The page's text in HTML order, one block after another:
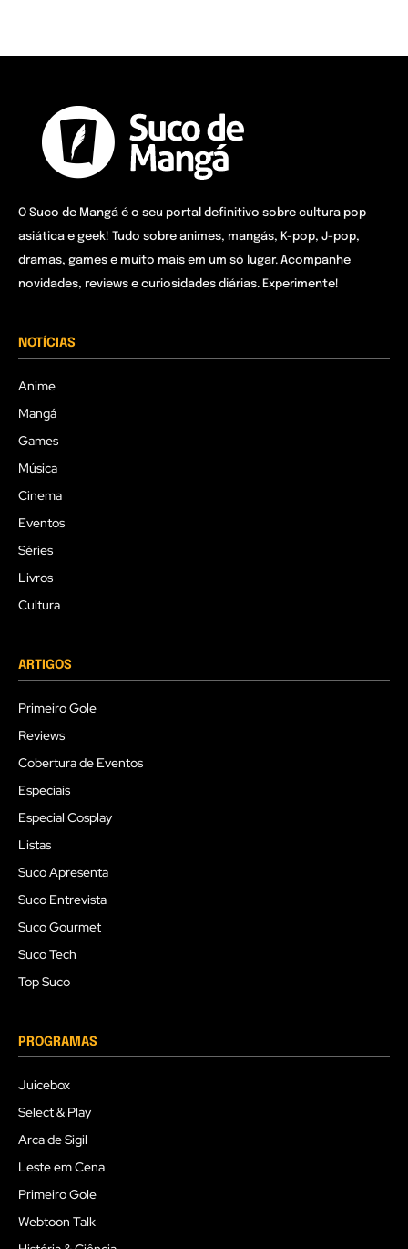
O Suco de Mangá é o seu portal definitivo sobre cultura pop
asiática e geek! Tudo sobre animes, mangás, K-pop, J-pop,
dramas, games e muito mais em um só lugar. Acompanhe
novidades, reviews e curiosidades diárias. Experimente!
NOTÍCIAS
Anime
Mangá
Games
Música
Cinema
Eventos
Séries
Livros
Cultura
ARTIGOS
Primeiro Gole
Reviews
Cobertura de Eventos
Especiais
Especial Cosplay
Listas
Suco Apresenta
Suco Entrevista
Suco Gourmet
Suco Tech
Top Suco
PROGRAMAS
Juicebox
Select & Play
Arca de Sigil
Leste em Cena
Primeiro Gole
Webtoon Talk